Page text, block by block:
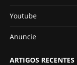
Youtube
Anuncie
ARTIGOS RECENTES